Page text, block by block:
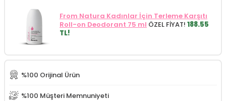
From Natura Kadınlar İçin Terleme Karşıtı
Roll-on Deodorant 75 ml ÖZEL FİYAT! 188.55
TL!
%100 Orijinal Ürün
%100 Müşteri Memnuniyeti